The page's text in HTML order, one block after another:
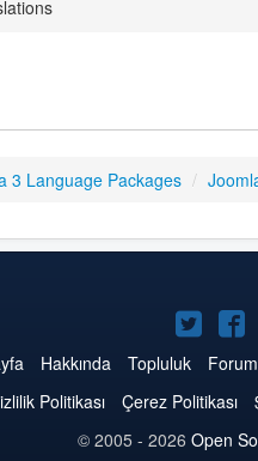
3 Language Packages /
Joomla
Hakkında Topluluk Forum
Politikası Çerez Politikası
© 2005 - 2026 Open